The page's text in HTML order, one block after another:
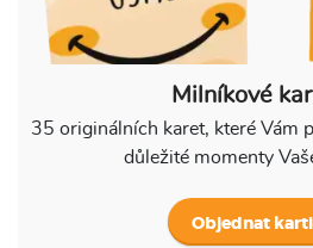
Milníkové
35 originálních karet, které Vám
důležité momenty
Objednat